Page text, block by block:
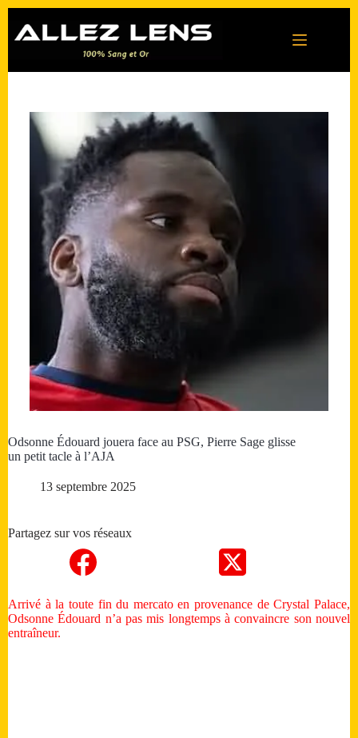
contenu
Odsonne Édouard jouera face au PSG, Pierre Sage glisse
un petit tacle à l’AJA
13 septembre 2025
Partagez sur vos réseaux
Arrivé à la toute fin du mercato en provenance de Crystal Palace,
Odsonne Édouard n’a pas mis longtemps à convaincre son nouvel
entraîneur.